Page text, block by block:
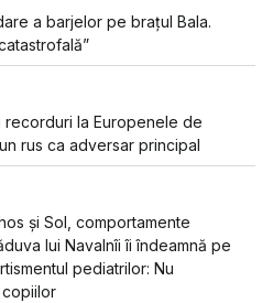
a barjelor pe brațul Bala.
la Europenele de
rus ca adversar principal
și Sol, comportamente
lui Navalnîi îi îndeamnă pe
pediatrilor: Nu
copiilor